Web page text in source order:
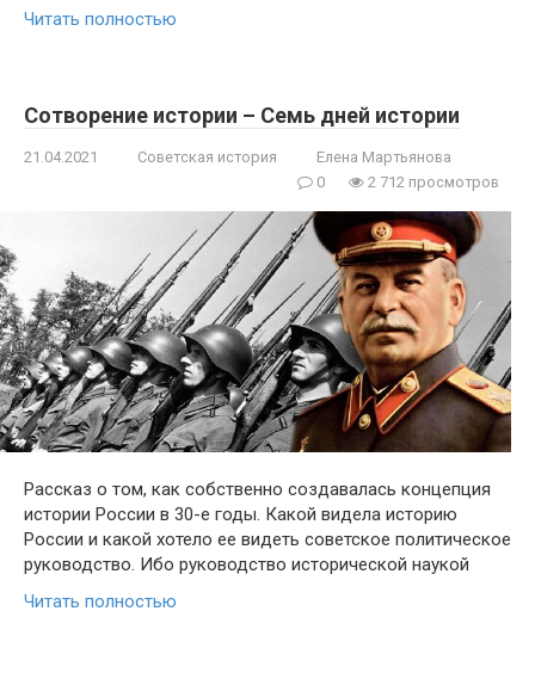
Читать полностью
Сотворение истории – Семь дней истории
21.04.2021 Советская история
Елена Мартьянова
0
2 712 просмотров
Рассказ о том, как собственно создавалась концепция
истории России в 30-е годы. Какой видела историю
России и какой хотело ее видеть советское политическое
руководство. Ибо руководство исторической наукой
Читать полностью